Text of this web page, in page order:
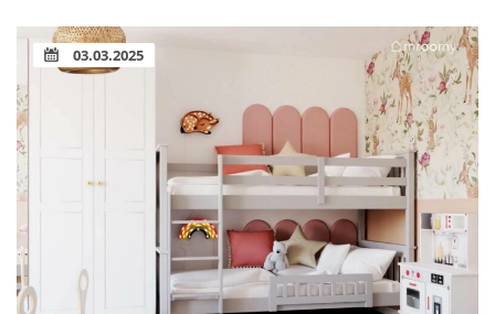
03.03.2025